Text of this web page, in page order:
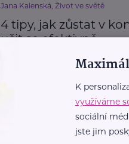
Jana Kalenská, Život ve světě
4 tipy, jak zůstat v
učit se efektivně
Angličtina
Další články
K
využíváme
sociální
jste jim